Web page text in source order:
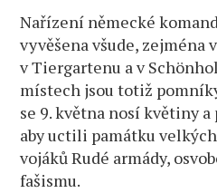
Nařízení německé
vyvěšena všude, zejména
v Tiergartenu a v
místech jsou totiž
se 9. května nosí květiny
aby uctili památku
vojáků Rudé armády,
fašismu.